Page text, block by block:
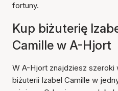
fortuny.
Kup biżuterię
Camille w A-Hjort
W A-Hjort znajdziesz szeroki
biżuterii Izabel Camille w